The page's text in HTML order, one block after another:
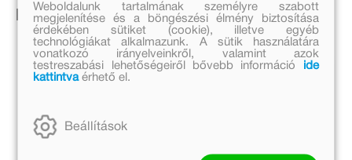
Ezek is érdekelhetnek!
Weboldalunk tartalmának személyre szabott
megjelenítése és a böngészési élmény biztosítása
érdekében sütiket (cookie), illetve egyéb
technológiákat alkalmazunk. A sütik használatára
vonatkozó irányelveinkről, valamint azok
testreszabási lehetőségeiről bővebb információ
ide
kattintvaérhető el.
Beállítások